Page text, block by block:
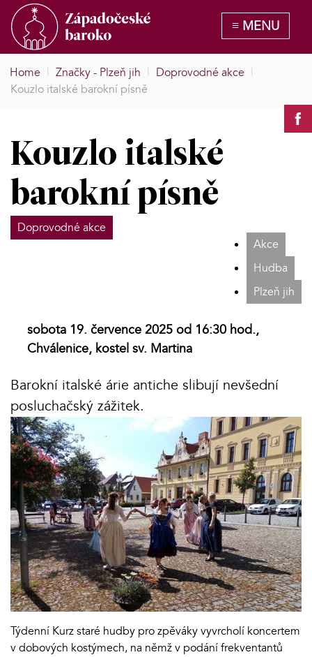
Home | Značky - Plzeň jih | Doprovodné akce |
Kouzlo italské barokní písně
Kouzlo italské
barokní písně
Doprovodné akce
Akce
Hudba
Plzeň jih
sobota 19. července 2025 od 16:30 hod.,
Chválenice, kostel sv. Martina
Barokní italské árie antiche slibují nevšední
posluchačský zážitek.
Týdenní Kurz staré hudby pro zpěváky vyvrcholí koncertem
v dobových kostýmech, na němž v podání frekventantů